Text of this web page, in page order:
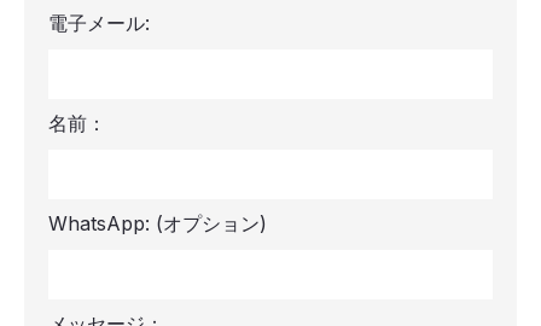
電子メール:
名前：
WhatsApp: (オプション)